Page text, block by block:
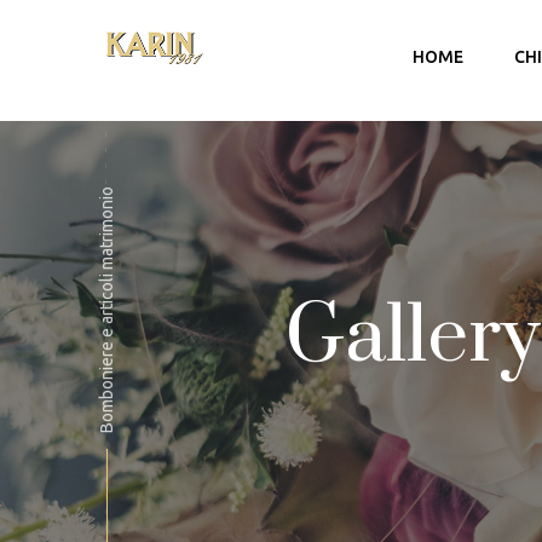
HOME
Account
Carrello
Bomboniere e articoli matrimonio